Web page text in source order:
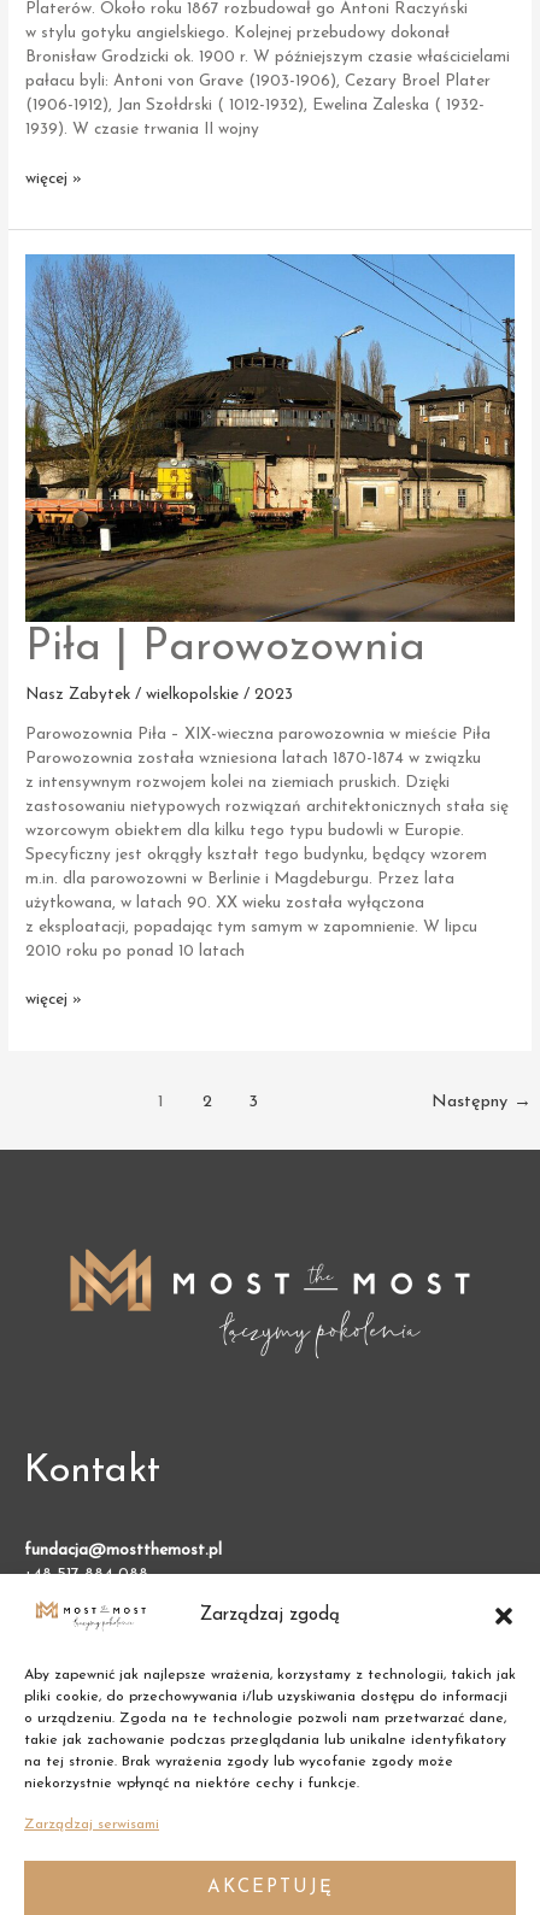
Zarządzaj zgodą
Aby zapewnić jak najlepsze wrażenia, korzystamy z technologii, takich jak
pliki cookie, do przechowywania i/lub uzyskiwania dostępu do informacji
o urządzeniu. Zgoda na te technologie pozwoli nam przetwarzać dane,
takie jak zachowanie podczas przeglądania lub unikalne identyfikatory
na tej stronie. Brak wyrażenia zgody lub wycofanie zgody może
niekorzystnie wpłynąć na niektóre cechy i funkcje.
Zarządzaj serwisami
AKCEPTUJĘ
Platerów. Około roku 1867 rozbudował go Antoni Raczyński
w stylu gotyku angielskiego. Kolejnej przebudowy dokonał
Bronisław Grodzicki ok. 1900 r. W późniejszym czasie właścicielami
pałacu byli: Antoni von Grave (1903-1906), Cezary Broel Plater
(1906-1912), Jan Szołdrski ( 1012-1932), Ewelina Zaleska ( 1932-
1939). W czasie trwania II wojny
Psarskie
więcej »
Piła | Parowozownia
Nasz Zabytek / wielkopolskie / 2023
Parowozownia Piła – XIX-wieczna parowozownia w mieście Piła
Parowozownia została wzniesiona latach 1870-1874 w związku
z intensywnym rozwojem kolei na ziemiach pruskich. Dzięki
zastosowaniu nietypowych rozwiązań architektonicznych stała się
wzorcowym obiektem dla kilku tego typu budowli w Europie.
Specyficzny jest okrągły kształt tego budynku, będący wzorem
m.in. dla parowozowni w Berlinie i Magdeburgu. Przez lata
użytkowana, w latach 90. XX wieku została wyłączona
z eksploatacji, popadając tym samym w zapomnienie. W lipcu
2010 roku po ponad 10 latach
Piła
więcej »
1 2 3 Następny →
Kontakt
fundacja@mostthemost.pl
+48 517 884 088
Fundacja Most the Most
00-801 Warszawa (BGK)
NIP: 7011002609